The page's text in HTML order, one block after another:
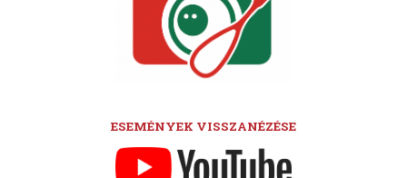
ESEMÉNYEK VISSZANÉZÉSE